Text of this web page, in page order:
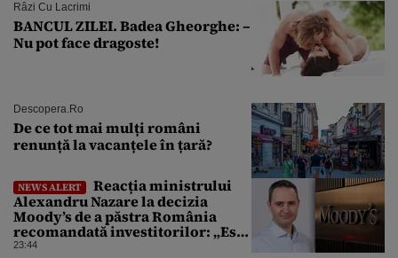
Râzi Cu Lacrimi
BANCUL ZILEI. Badea Gheorghe: –
Nu pot face dragoste!
Descopera.ro
De ce tot mai mulți români
renunță la vacanțele în țară?
NEWS ALERT
Reacția ministrului
Alexandru Nazare la decizia
Moody’s de a păstra România
recomandată investitorilor: „Este
un răgaz, dar în niciun caz un
23:44